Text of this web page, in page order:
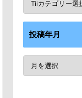
投稿年月